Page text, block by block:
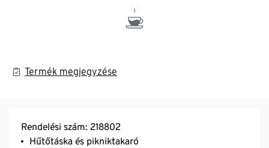
Termék megjegyzése
Rendelési szám: 218802
Hűtőtáska és pikniktakaró